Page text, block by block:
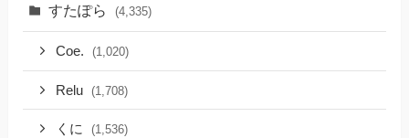
すたぽら (4,335)
Coe. (1,020)
Relu (1,708)
くに (1,536)